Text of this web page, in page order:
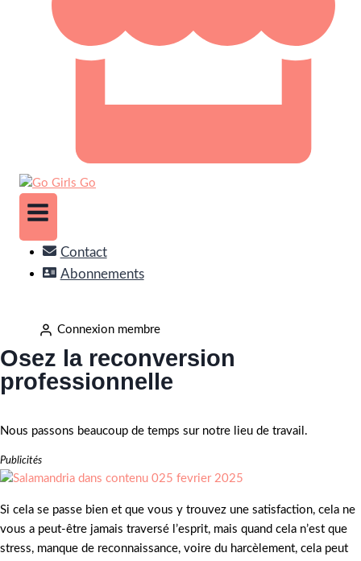
Contact
Abonnements
Connexion membre
Osez la reconversion
professionnelle
Nous passons beaucoup de temps sur notre lieu de travail.
Publicités
Si cela se passe bien et que vous y trouvez une satisfaction, cela ne
vous a peut-être jamais traversé l’esprit, mais quand cela n’est que
stress, manque de reconnaissance, voire du harcèlement, cela peut